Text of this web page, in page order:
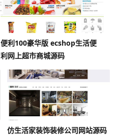
便利100豪华版 ecshop生活便
利网上超市商城源码
仿生活家装饰装修公司网站源码